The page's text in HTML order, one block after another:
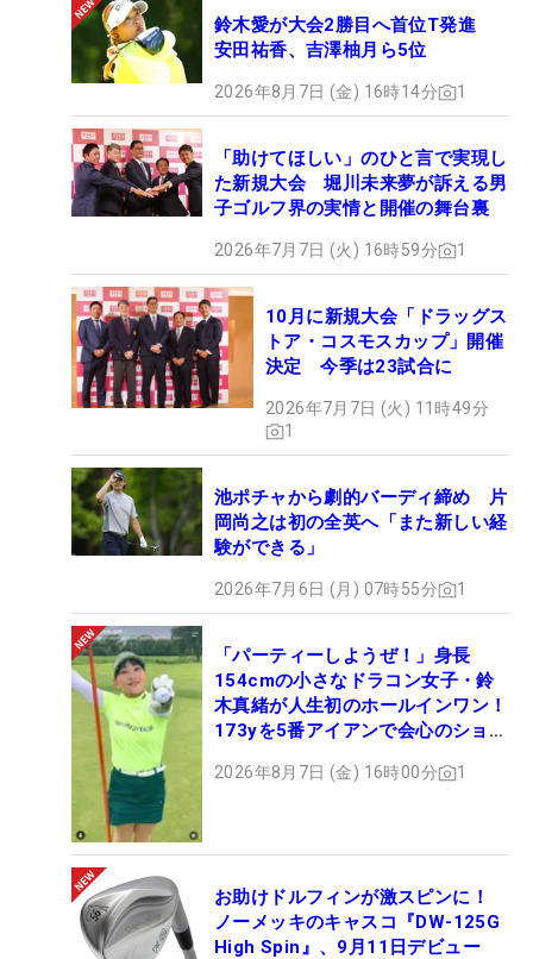
鈴木愛が大会2勝目へ首位T発進
安田祐香、吉澤柚月ら5位
2026年8月7日 (金) 16時14分 1
「助けてほしい」のひと言で実現し
た新規大会 堀川未来夢が訴える男
子ゴルフ界の実情と開催の舞台裏
2026年7月7日 (火) 16時59分 1
10月に新規大会「ドラッグス
トア・コスモスカップ」開催
決定 今季は23試合に
2026年7月7日 (火) 11時49分
1
池ポチャから劇的バーディ締め 片
岡尚之は初の全英へ「また新しい経
験ができる」
2026年7月6日 (月) 07時55分 1
「パーティーしようぜ！」身長
154cmの小さなドラコン女子・鈴
木真緒が人生初のホールインワン！
173yを5番アイアンで会心のショッ
2026年8月7日 (金) 16時00分 1
お助けドルフィンが激スピンに！
ノーメッキのキャスコ『DW-125G
High Spin』、9月11日デビュー